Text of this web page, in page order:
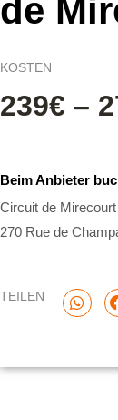
de
KOSTEN
239€ –
Beim Anbieter
Circuit de
270 Rue de
TEILEN